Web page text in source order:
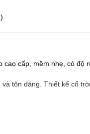
cấp, mềm nhẹ, có
tôn dáng. Thiết kế cổ